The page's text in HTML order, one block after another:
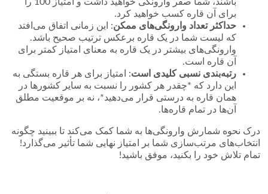
برای آن قاره کسب خواهید کرد.
حداکثر تعداد وارونگی‌های ممکن: این زمانی اتفاق می‌افتد
که لیست شما در یک قاره برعکس ترتیب صحیح باشد.
وارونگی‌های بیشتر در یک قاره به معنای امتیاز کمتر برای
آن قاره است.
رتبه‌بندی نسبی کلیدی است: امتیاز برای هر قاره بستگی به
این دارد که *چقدر هر کشور را نسبت به سایر کشورها در
همان قاره به درستی قرار می‌دهید*، نه بر موقعیت مطلق
آن‌ها در تمام قاره‌ها.
درک نحوه شمارش وارونگی‌ها به شما کمک می‌کند تا ببینید چگونه
انتخاب‌های مرتب‌سازی شما بر امتیاز نهایی شما تأثیر می‌گذارد!
تمام تلاش خود را بکنید، موفق باشید!